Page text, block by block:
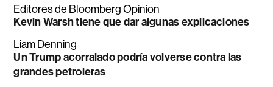
Editores de Bloomberg Opinion
Kevin Warsh tiene que dar algunas explicaciones
Liam Denning
Un Trump acorralado podría volverse contra las
grandes petroleras